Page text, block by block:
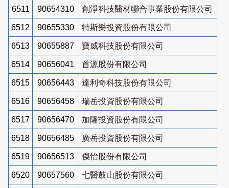
6511 90654310 創淨科技醫材聯合事業股份有限公司
6512 90655330 特斯樂投資股份有限公司
6513 90655887 寶威科技股份有限公司
6514 90656041 首源股份有限公司
6515 90656443 達利奇科技股份有限公司
6516 90656458 瑞岳投資股份有限公司
6517 90656470 加隆投資股份有限公司
6518 90656485 廣岳投資股份有限公司
6519 90656513 傑怡股份有限公司
6520 90657560 七醫鼓山股份有限公司